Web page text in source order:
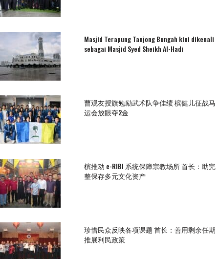
Masjid Terapung Tanjong Bungah kini dikenali
sebagai Masjid Syed Sheikh Al-Hadi
曹观友授旗勉励武术队争佳绩 槟健儿征战马
运会放眼夺2金
槟推动 e-RIBI 系统保障宗教场所 首长：助完
整保存多元文化资产
珍惜民众反映各项课题 首长：善用剩余任期
推展利民政策